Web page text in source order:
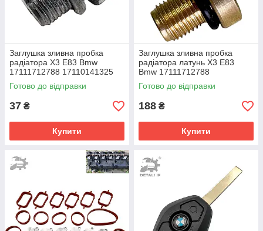
Заглушка зливна пробка
радіатора X3 E83 Bmw
17111712788 17110141325
Готово до відправки
37 ₴
Купити
Заглушка зливна пробка
радіатора латунь X3 E83
Bmw 17111712788
11537793373
Готово до відправки
188 ₴
Купити